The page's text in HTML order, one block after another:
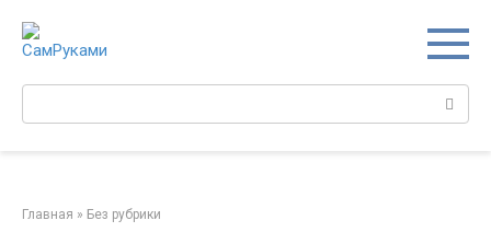
контенту
Главная » Без рубрики